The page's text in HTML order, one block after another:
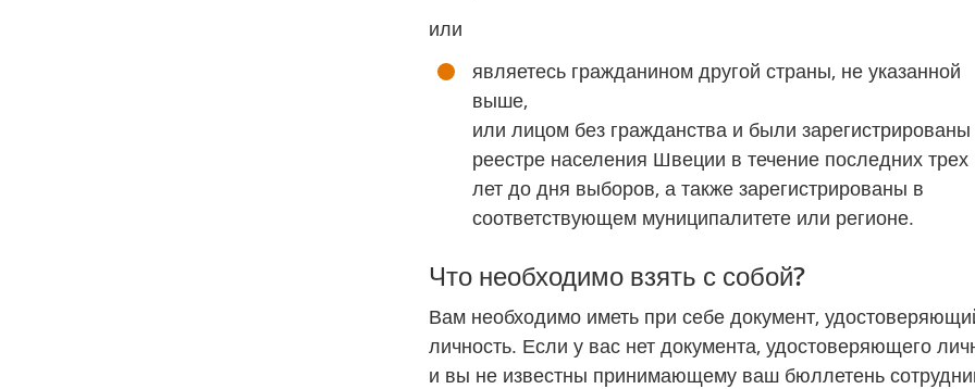
или
являетесь гражданином другой страны, не указанной
выше,
или лицом без гражданства и были зарегистрированы
реестре населения Швеции в течение последних трех
лет до дня выборов, а также зарегистрированы в
соответствующем муниципалитете или регионе.
Что необходимо взять с собой?
Вам необходимо иметь при себе документ,
личность. Если у вас нет документа, удостоверяющего
и вы не известны принимающему ваш бюллетень